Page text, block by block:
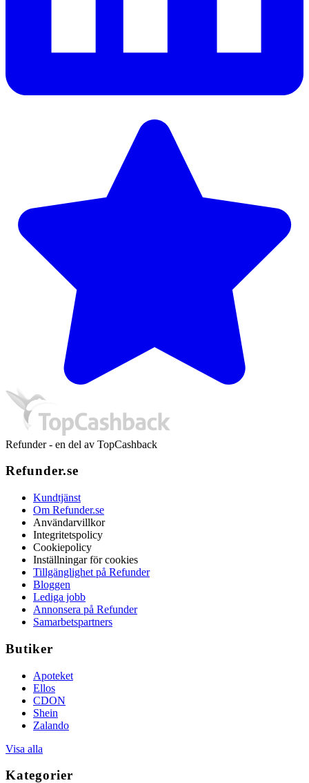
Refunder - en del av TopCashback
Refunder.se
Kundtjänst
Om Refunder.se
Användarvillkor
Integritetspolicy
Cookiepolicy
Inställningar för cookies
Tillgänglighet på Refunder
Bloggen
Lediga jobb
Annonsera på Refunder
Samarbetspartners
Butiker
Apoteket
Ellos
CDON
Shein
Zalando
Visa alla
Kategorier